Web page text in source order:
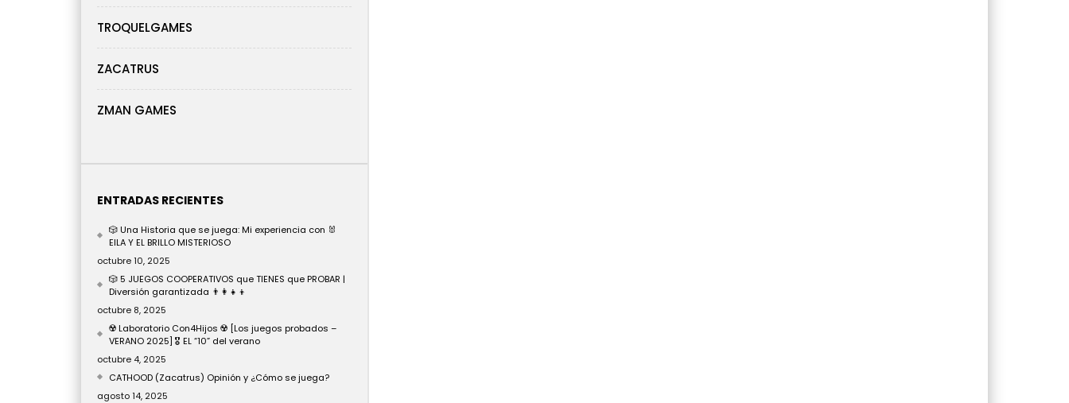
TROQUELGAMES
ZACATRUS
ZMAN GAMES
ENTRADAS RECIENTES
🎲 Una Historia que se juega: Mi experiencia con 🐰
EILA Y EL BRILLO MISTERIOSO
octubre 10, 2025
🎲 5 JUEGOS COOPERATIVOS que TIENES que PROBAR |
Diversión garantizada 👨‍👩‍👧‍👦
octubre 8, 2025
☢️ Laboratorio Con4Hijos ☢️ [Los juegos probados –
VERANO 2025] 🎖️ EL “10” del verano
octubre 4, 2025
CATHOOD (Zacatrus) Opinión y ¿Cómo se juega?
agosto 14, 2025